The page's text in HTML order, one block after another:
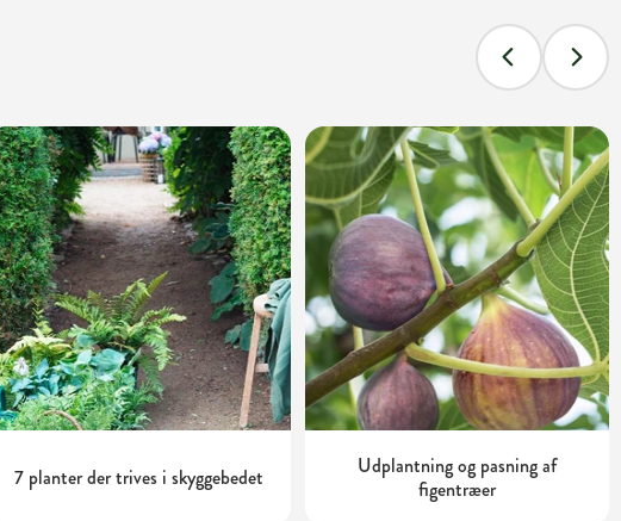
7 planter der trives i skyggebedet
Udplantning og pasning af
figentræer